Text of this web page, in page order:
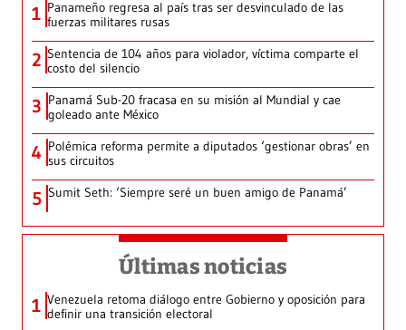
1 Panameño regresa al país tras ser desvinculado de las
fuerzas militares rusas
2 Sentencia de 104 años para violador, víctima comparte el
costo del silencio
3 Panamá Sub-20 fracasa en su misión al Mundial y cae
goleado ante México
4 Polémica reforma permite a diputados ‘gestionar obras’ en
sus circuitos
5 Sumit Seth: ‘Siempre seré un buen amigo de Panamá’
Últimas noticias
1 Venezuela retoma diálogo entre Gobierno y oposición para
definir una transición electoral